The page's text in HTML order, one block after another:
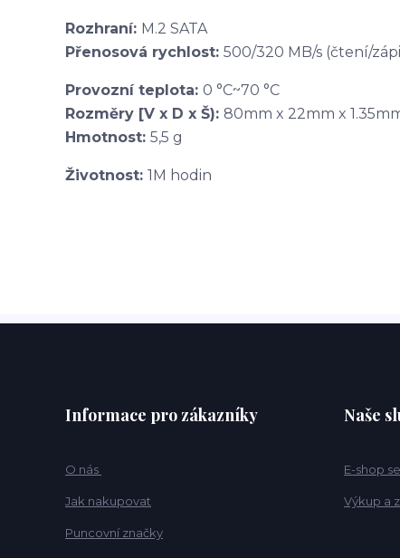
Rozhraní: M.2 SATA
Přenosová rychlost: 500/320 MB/s (čtení/
Provozní teplota: 0 °C~70 °C
Rozměry [V x D x Š): 80mm x 22mm x
Hmotnost: 5,5 g
Životnost: 1M hodin
Informace pro zákazníky
O nás
Jak nakupovat
Puncovní značky
Naše
E-shop
Výkup a